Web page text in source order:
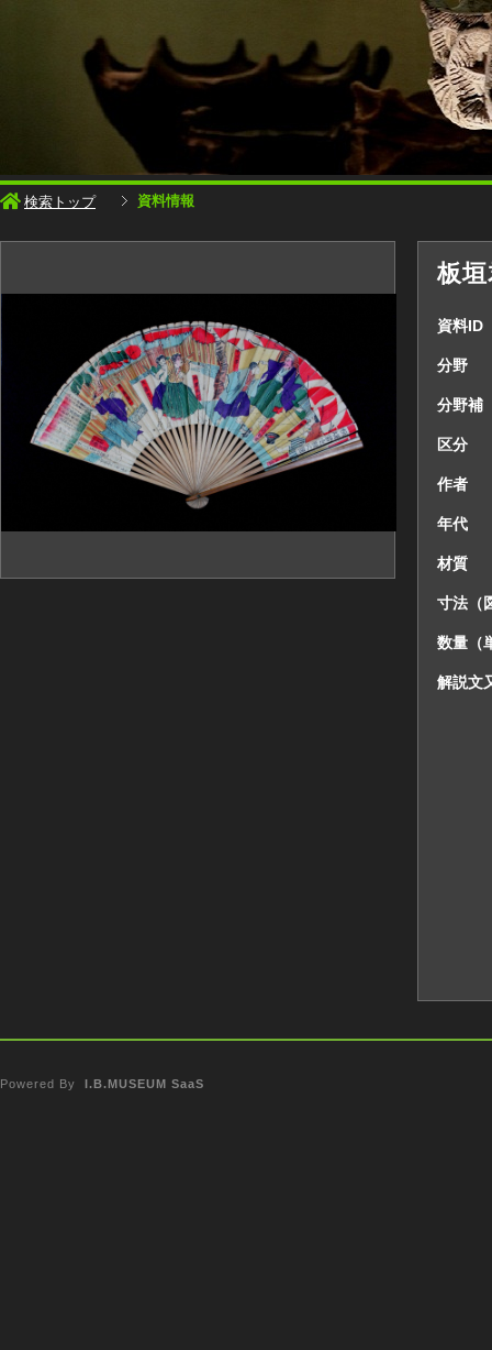
検索トップ 資料情報
板
資料ID
分野
分野補
区分
作者
年代
材質
寸法（
数量（
解説文
Powered By I.B.MUSEUM SaaS